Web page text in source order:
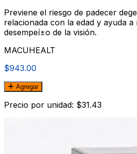
Previene el riesgo de padecer
relacionada con la edad y ayuda a
desempeí±o de la visión.
MACUHEALT
$943.00
Agregar
Precio por unidad: $31.43